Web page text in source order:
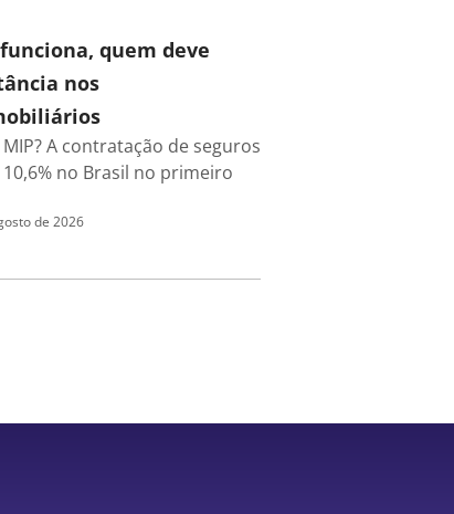
quem deve
nos
A contratação de seguros
no Brasil no primeiro
de 2026